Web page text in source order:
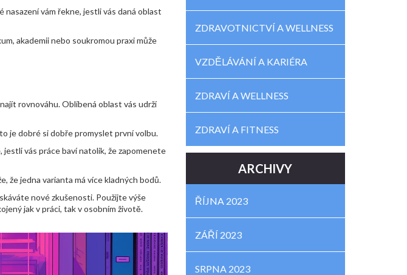
vám řekne, jestli vás daná oblast
akademii nebo soukromou praxi může
rovnováhu. Oblíbená oblast vás udrží
je dobré si dobře promyslet první volbu.
vás práce baví natolik, že zapomenete
že jedna varianta má více kladných bodů.
nové zkušenosti. Použijte výše
jak v práci, tak v osobním životě.
ZDRAVOTNICTVÍ A WELLNESS
VZDĚLÁVÁNÍ A KARIÉRA
ZDRAVÍ A WELLNESS
ZDRAVÍ A FITNESS
ARCHIVY
ŘÍJNA 2023
ZÁŘÍ 2023
SRPNA 2023